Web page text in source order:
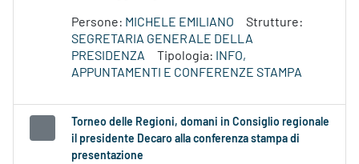
Persone: MICHELE EMILIANO
Strutture:
SEGRETARIA GENERALE DELLA
PRESIDENZA
Tipologia:
INFO,
APPUNTAMENTI E CONFERENZE STAMPA
Torneo delle Regioni, domani in Consiglio regionale
il presidente Decaro alla conferenza stampa di
presentazione